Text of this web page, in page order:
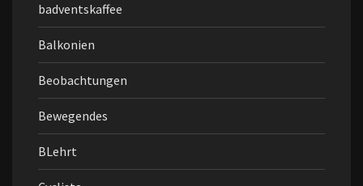
badventskaffee
Balkonien
Beobachtungen
Bewegendes
BLehrt